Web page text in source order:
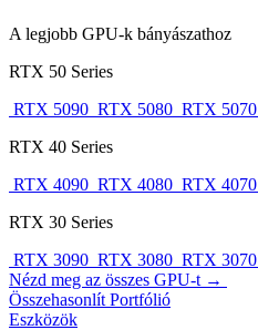
A legjobb GPU-k bányászathoz
RTX 50 Series
RTX 5090 RTX 5080 RTX 5070
RTX 40 Series
RTX 4090 RTX 4080 RTX 4070
RTX 30 Series
RTX 3090 RTX 3080 RTX 3070
Nézd meg az összes GPU-t →
Összehasonlít Portfólió
Eszközök